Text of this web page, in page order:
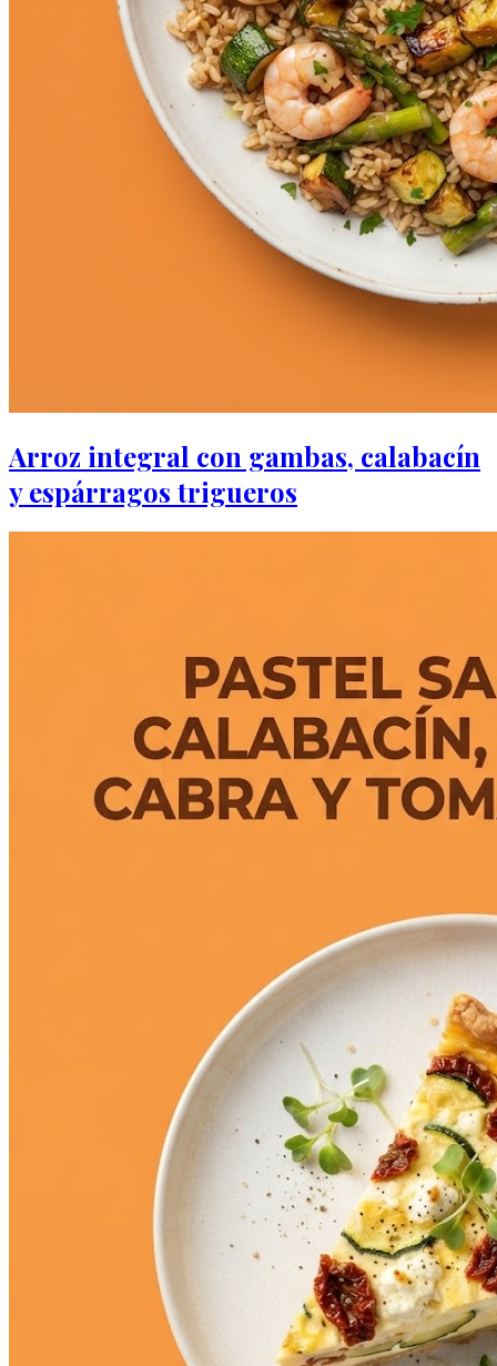
Arroz integral con gambas, calabacín
y espárragos trigueros